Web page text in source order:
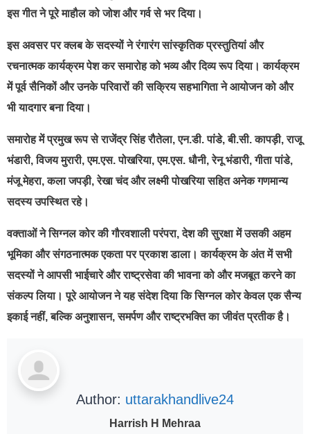
इस गीत ने पूरे माहौल को जोश और गर्व से भर दिया।
इस अवसर पर क्लब के सदस्यों ने रंगारंग सांस्कृतिक प्रस्तुतियां और
रचनात्मक कार्यक्रम पेश कर समारोह को भव्य और दिव्य रूप दिया। कार्यक्रम
में पूर्व सैनिकों और उनके परिवारों की सक्रिय सहभागिता ने आयोजन को और
भी यादगार बना दिया।
समारोह में प्रमुख रूप से राजेंद्र सिंह रौतेला, एन.डी. पांडे, बी.सी. कापड़ी, राजू
भंडारी, विजय मुरारी, एम.एस. पोखरिया, एम.एस. धौनी, रेनू भंडारी, गीता पांडे,
मंजू मेहरा, कला जपड़ी, रेखा चंद और लक्ष्मी पोखरिया सहित अनेक गणमान्य
सदस्य उपस्थित रहे।
वक्ताओं ने सिग्नल कोर की गौरवशाली परंपरा, देश की सुरक्षा में उसकी अहम
भूमिका और संगठनात्मक एकता पर प्रकाश डाला। कार्यक्रम के अंत में सभी
सदस्यों ने आपसी भाईचारे और राष्ट्रसेवा की भावना को और मजबूत करने का
संकल्प लिया। पूरे आयोजन ने यह संदेश दिया कि सिग्नल कोर केवल एक सैन्य
इकाई नहीं, बल्कि अनुशासन, समर्पण और राष्ट्रभक्ति का जीवंत प्रतीक है।
Author: uttarakhandlive24
Harrish H Mehraa